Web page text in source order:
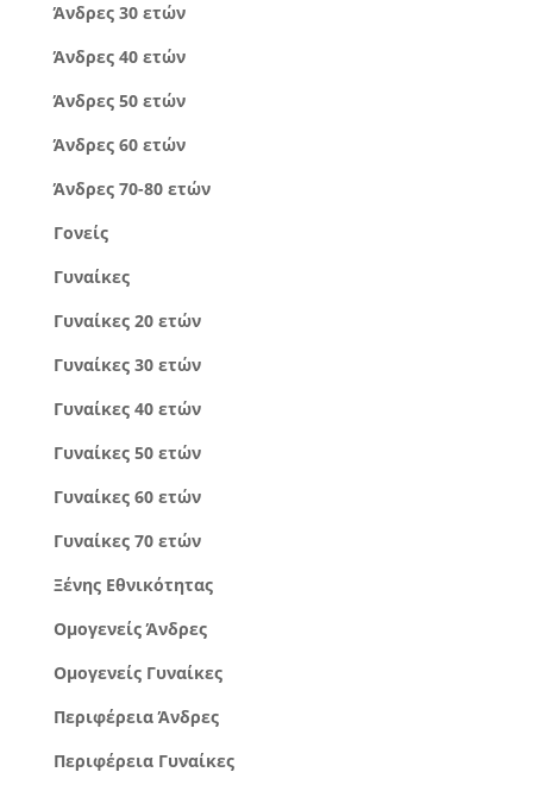
Άνδρες 30 ετών
Άνδρες 40 ετών
Άνδρες 50 ετών
Άνδρες 60 ετών
Άνδρες 70-80 ετών
Γονείς
Γυναίκες
Γυναίκες 20 ετών
Γυναίκες 30 ετών
Γυναίκες 40 ετών
Γυναίκες 50 ετών
Γυναίκες 60 ετών
Γυναίκες 70 ετών
Ξένης Εθνικότητας
Ομογενείς Άνδρες
Ομογενείς Γυναίκες
Περιφέρεια Άνδρες
Περιφέρεια Γυναίκες